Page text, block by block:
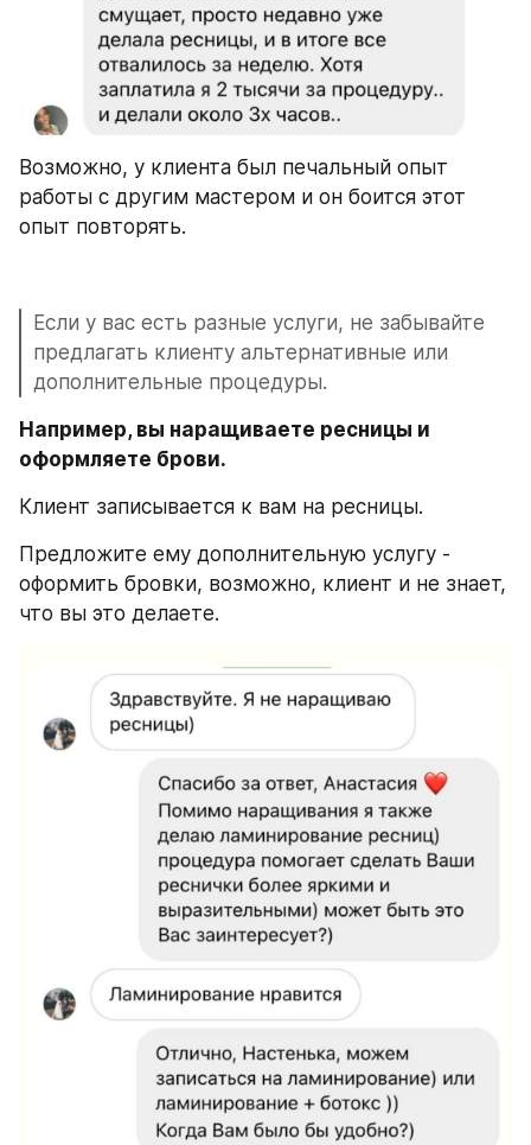
Возможно, у клиента был печальный опыт
работы с другим мастером и он боится этот
опыт повторять.
Если у вас есть разные услуги, не забывайте
предлагать клиенту альтернативные или
дополнительные процедуры.
Например, вы наращиваете ресницы и
оформляете брови.
Клиент записывается к вам на ресницы.
Предложите ему дополнительную услугу -
оформить бровки, возможно, клиент и не знает,
что вы это делаете.